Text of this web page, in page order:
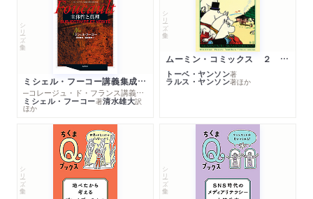
シリーズ・全集
ミシェル・フーコー講義集成１０ 主体性と真理
─コレージュ・ド・フランス講義１９８０－１９８１年度
ミシェル・フーコー著清水雄大訳
ほか
シリーズ・全集
ムーミン・コミックス ２ あこがれの遠い土地
トーベ・ヤンソン著
ラルス・ヤンソン著ほか
シリーズ・全集 シリーズ・全集